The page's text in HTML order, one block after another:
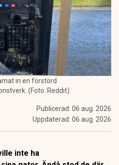
in en förstörd
(Foto: Reddit).
Publicerad: 06 aug. 2026
Uppdaterad: 06 aug. 2026
inte ha